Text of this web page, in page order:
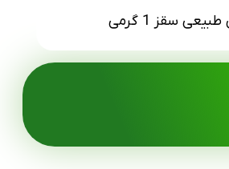
روغن مغز بَنه